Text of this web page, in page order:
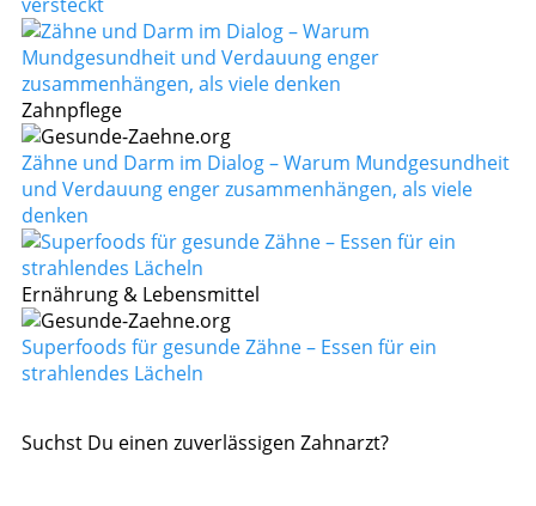
Zahnpflege
Zähne und Darm im Dialog – Warum Mundgesundheit
und Verdauung enger zusammenhängen, als viele
denken
Ernährung & Lebensmittel
Superfoods für gesunde Zähne – Essen für ein
strahlendes Lächeln
Suchst Du einen zuverlässigen Zahnarzt?